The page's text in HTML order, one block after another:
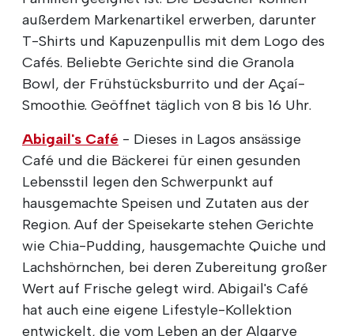
außerdem Markenartikel erwerben, darunter
T-Shirts und Kapuzenpullis mit dem Logo des
Cafés. Beliebte Gerichte sind die Granola
Bowl, der Frühstücksburrito und der Açaí-
Smoothie. Geöffnet täglich von 8 bis 16 Uhr.
Abigail's Café - Dieses in Lagos ansässige
Café und die Bäckerei für einen gesunden
Lebensstil legen den Schwerpunkt auf
hausgemachte Speisen und Zutaten aus der
Region. Auf der Speisekarte stehen Gerichte
wie Chia-Pudding, hausgemachte Quiche und
Lachshörnchen, bei deren Zubereitung großer
Wert auf Frische gelegt wird. Abigail's Café
hat auch eine eigene Lifestyle-Kollektion
entwickelt, die vom Leben an der Algarve